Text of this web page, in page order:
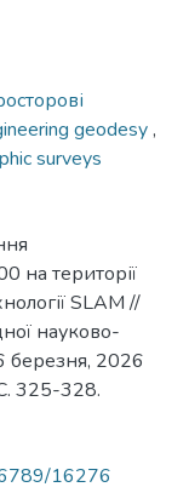
geodesy,
surveys
на території
SLAM //
науково-
березня, 2026
325-328.
16276